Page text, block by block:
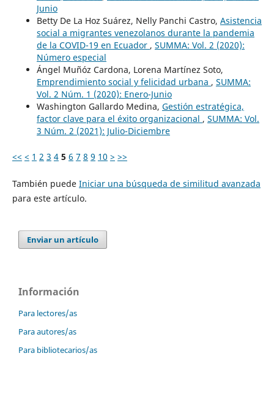
Junio
Betty De La Hoz Suárez, Nelly Panchi Castro, Asistencia
social a migrantes venezolanos durante la pandemia
de la COVID-19 en Ecuador , SUMMA: Vol. 2 (2020):
Número especial
Ángel Muñóz Cardona, Lorena Martínez Soto,
Emprendimiento social y felicidad urbana , SUMMA:
Vol. 2 Núm. 1 (2020): Enero-Junio
Washington Gallardo Medina, Gestión estratégica,
factor clave para el éxito organizacional , SUMMA: Vol.
3 Núm. 2 (2021): Julio-Diciembre
<< < 1 2 3 4 5 6 7 8 9 10 > >>
También puede Iniciar una búsqueda de similitud avanzada
para este artículo.
Enviar un artículo
Información
Para lectores/as
Para autores/as
Para bibliotecarios/as